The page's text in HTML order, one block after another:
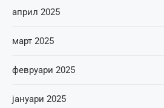
април 2025
март 2025
февруари 2025
јануари 2025